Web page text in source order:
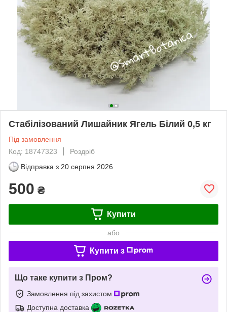
Стабілізований Лишайник Ягель Білий 0,5 кг
Під замовлення
Код: 18747323
Роздріб
Відправка з 20 серпня 2026
500 ₴
Купити
або
Купити з
Що таке купити з Пром?
Замовлення під захистом
Доступна доставка